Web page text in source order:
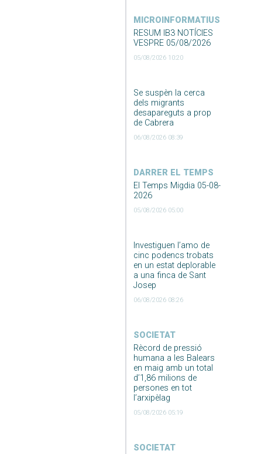
MICROINFORMATIUS
RESUM IB3 NOTÍCIES
VESPRE 05/08/2026
05/08/2026 10:20
Se suspèn la cerca
dels migrants
desapareguts a prop
de Cabrera
06/08/2026 08:39
DARRER EL TEMPS
El Temps Migdia 05-08-
2026
05/08/2026 05:00
Investiguen l’amo de
cinc podencs trobats
en un estat deplorable
a una finca de Sant
Josep
06/08/2026 08:26
SOCIETAT
Rècord de pressió
humana a les Balears
en maig amb un total
d’1,86 milions de
persones en tot
l’arxipèlag
05/08/2026 05:19
SOCIETAT